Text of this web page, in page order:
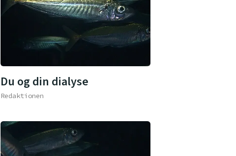
Du og din dialyse
Redaktionen